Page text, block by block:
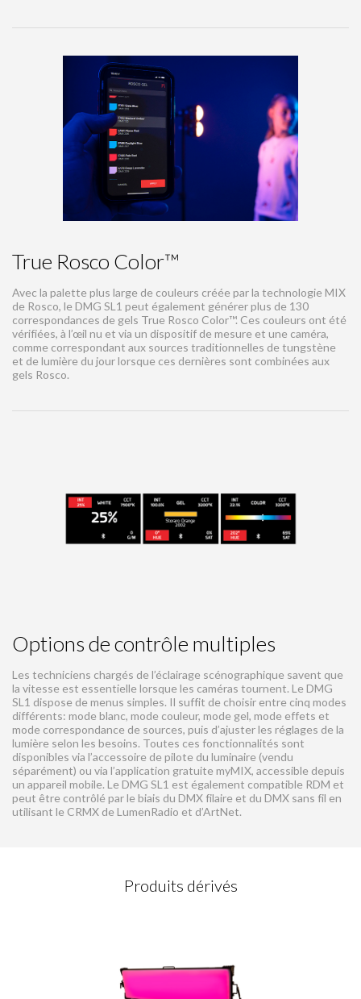
True Rosco Color™
Avec la palette plus large de couleurs créée par la technologie MIX
de Rosco, le DMG SL1 peut également générer plus de 130
correspondances de gels True Rosco Color™. Ces couleurs ont été
vérifiées, à l’œil nu et via un dispositif de mesure et une caméra,
comme correspondant aux sources traditionnelles de tungstène
et de lumière du jour lorsque ces dernières sont combinées aux
gels Rosco.
Options de contrôle multiples
Les techniciens chargés de l’éclairage scénographique savent que
la vitesse est essentielle lorsque les caméras tournent. Le DMG
SL1 dispose de menus simples. Il suffit de choisir entre cinq modes
différents: mode blanc, mode couleur, mode gel, mode effets et
mode correspondance de sources, puis d’ajuster les réglages de la
lumière selon les besoins. Toutes ces fonctionnalités sont
disponibles via l’accessoire de pilote du luminaire (vendu
séparément) ou via l’application gratuite myMIX, accessible depuis
un appareil mobile. Le DMG SL1 est également compatible RDM et
peut être contrôlé par le biais du DMX filaire et du DMX sans fil en
utilisant le CRMX de LumenRadio et d’ArtNet.
Produits dérivés